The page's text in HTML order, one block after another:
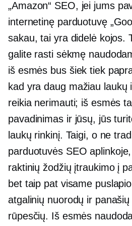
„Amazon“ SEO, jei jums
internetinę parduotuvę
sakau, tai yra didelė kojos.
galite rasti sėkmę
iš esmės bus šiek tiek
kad yra daug mažiau laukų
reikia nerimauti; iš esmės
pavadinimas ir jūsų, jūs
laukų rinkinį. Taigi, o ne
parduotuvės SEO
raktinių žodžių įtraukimo į
bet taip pat visame
atgalinių nuorodų ir
rūpesčių. Iš esmės